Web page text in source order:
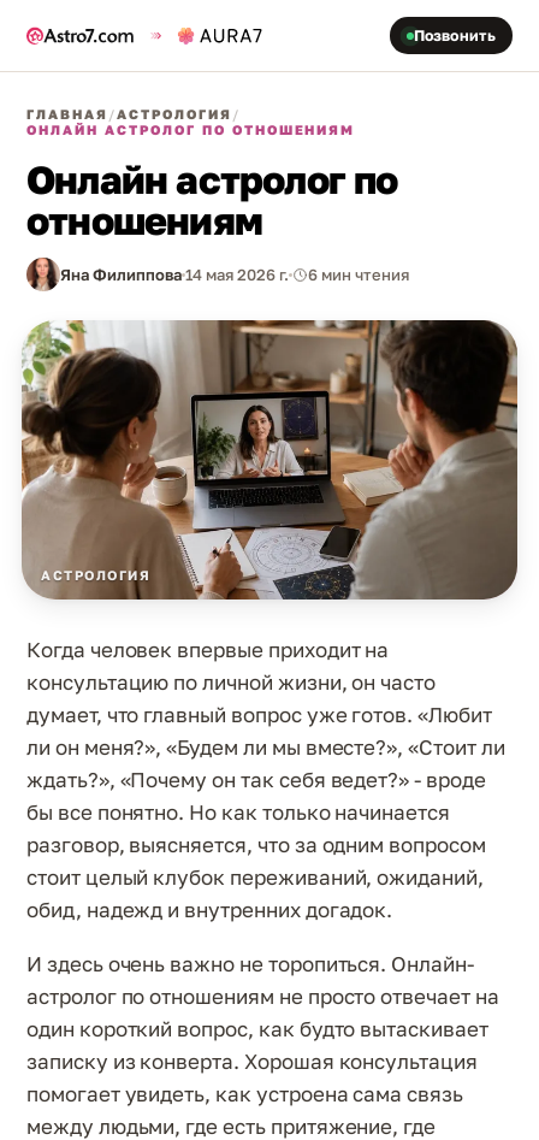
Позвонить
ГЛАВНАЯ /АСТРОЛОГИЯ /
ОНЛАЙН АСТРОЛОГ ПО ОТНОШЕНИЯМ
Онлайн астролог по
отношениям
Яна Филиппова14 мая 2026 г. 6 мин чтения
АСТРОЛОГИЯ
Когда человек впервые приходит на
консультацию по личной жизни, он часто
думает, что главный вопрос уже готов. «Любит
ли он меня?», «Будем ли мы вместе?», «Стоит ли
ждать?», «Почему он так себя ведет?» - вроде
бы все понятно. Но как только начинается
разговор, выясняется, что за одним вопросом
стоит целый клубок переживаний, ожиданий,
обид, надежд и внутренних догадок.
И здесь очень важно не торопиться. Онлайн-
астролог по отношениям не просто отвечает на
один короткий вопрос, как будто вытаскивает
записку из конверта. Хорошая консультация
помогает увидеть, как устроена сама связь
между людьми, где есть притяжение, где